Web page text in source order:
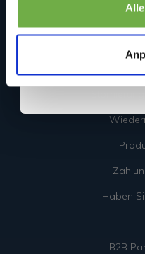
Haben
B2B
Sicher
Wenn du dich anmeldest,
erhalten. Außerdem stimmst